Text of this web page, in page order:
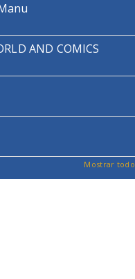
AND COMICS
Mostrar todo